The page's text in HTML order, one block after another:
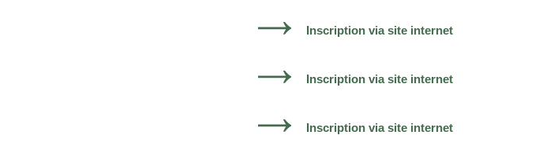
Inscription via site internet
Inscription via site internet
Inscription via site internet